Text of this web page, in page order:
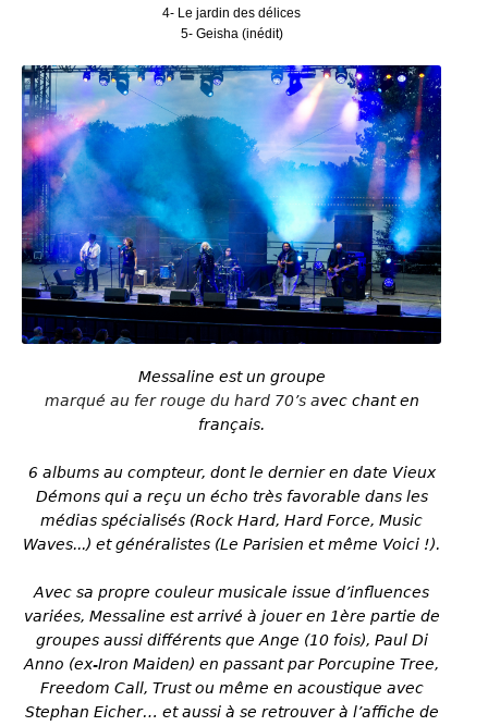
4- Le jardin des délices
5- Geisha (inédit)
Messaline est un groupe
marqué au fer rouge du hard 70’s avec chant en
français.
6 albums au compteur, dont le dernier en date Vieux
Démons qui a reçu un écho très favorable dans les
médias spécialisés (Rock Hard, Hard Force, Music
Waves...) et généralistes (Le Parisien et même Voici !).
Avec sa propre couleur musicale issue d’influences
variées, Messaline est arrivé à jouer en 1ère partie de
groupes aussi différents que Ange (10 fois), Paul Di
Anno (ex-Iron Maiden) en passant par Porcupine Tree,
Freedom Call, Trust ou même en acoustique avec
Stephan Eicher… et aussi à se retrouver à l’affiche de